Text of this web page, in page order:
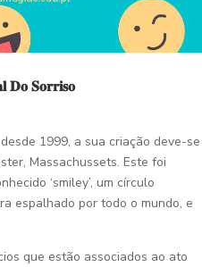
𝐃𝐨 𝐒𝐨𝐫𝐫𝐢𝐬𝐨
1999, a sua criação deve-se
Massachussets. Este foi
‘smiley’, um círculo
espalhado por todo o mundo, e
que estão associados ao ato